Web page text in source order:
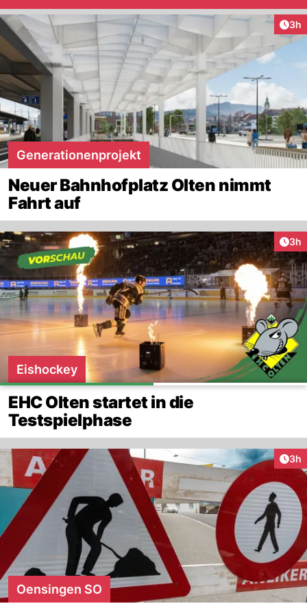
3h
Generationenprojekt
Neuer Bahnhofplatz Olten nimmt
Fahrt auf
3h
Eishockey
EHC Olten startet in die
Testspielphase
3h
Oensingen SO